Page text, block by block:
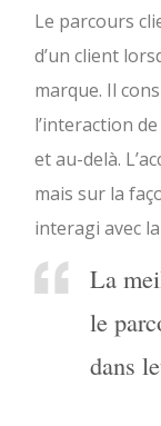
Le parcours
d’un client
marque. Il
l’interaction
et au-delà.
mais sur la
interagi avec
La
le
dans